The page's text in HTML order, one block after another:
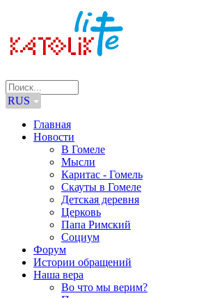
RUS
Главная
Новости
В Гомеле
Мысли
Каритас - Гомель
Скауты в Гомеле
Детская деревня
Церковь
Папа Римский
Социум
Форум
Истории обращений
Наша вера
Во что мы верим?